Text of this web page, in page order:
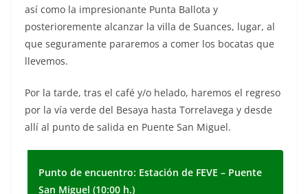
así como la impresionante Punta Ballota y
posterioremente alcanzar la villa de Suances, lugar, al
que seguramente pararemos a comer los bocatas que
llevemos.
Por la tarde, tras el café y/o helado, haremos el regreso
por la vía verde del Besaya hasta Torrelavega y desde
allí al punto de salida en Puente San Miguel.
Punto de encuentro: Estación de FEVE – Puente
San Miguel (10:00 h.)